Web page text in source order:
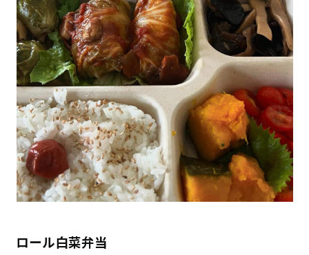
ロール白菜弁当